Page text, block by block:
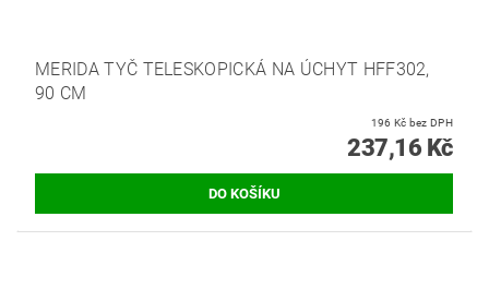
MERIDA TYČ TELESKOPICKÁ NA ÚCHYT HFF302,
90 CM
196 Kč bez DPH
237,16 Kč